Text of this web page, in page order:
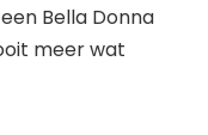
Bella Donna
meer wat